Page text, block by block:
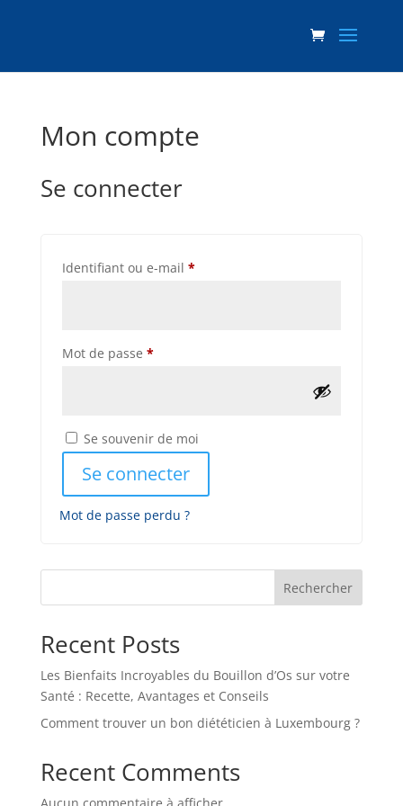
Mon compte
Se connecter
Identifiant ou e-mail *Obligatoire
Mot de passe *Obligatoire
Se souvenir de moi
Se connecter
Mot de passe perdu ?
Rechercher
Recent Posts
Les Bienfaits Incroyables du Bouillon d’Os sur votre
Santé : Recette, Avantages et Conseils
Comment trouver un bon diététicien à Luxembourg ?
Recent Comments